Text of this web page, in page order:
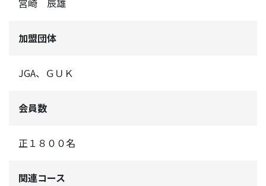
宮崎 辰雄
加盟団体
JGA、ＧＵＫ
会員数
正１８００名
関連コース